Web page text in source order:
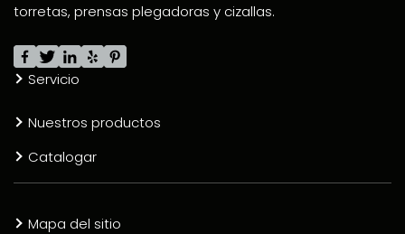
torretas, prensas plegadoras y cizallas.
Servicio
Nuestros productos
Catalogar
Mapa del sitio